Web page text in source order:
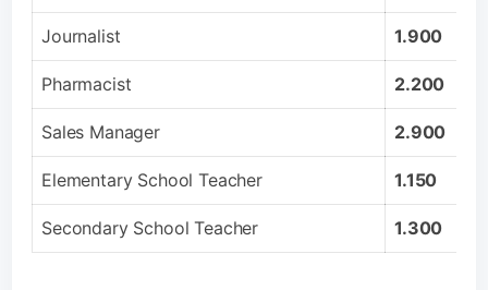
Journalist 1.900
Pharmacist 2.200
Sales Manager 2.900
Elementary School Teacher 1.150
Secondary School Teacher 1.300